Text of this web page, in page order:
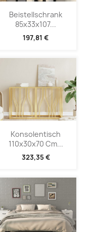
Beistellschrank
85x33x107...
197,81 €
Konsolentisch
110x30x70 Cm...
323,35 €